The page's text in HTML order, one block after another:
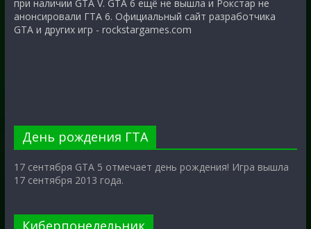
при наличии GTA V. GTA 6 ещё не вышла и Рокстар не
анонсировали ГТА 6. Официальный сайт разработчика
GTA и других игр - rockstargames.com
День рождения ГТА
17 сентября GTA 5 отмечает день рождения! Игра вышла
17 сентября 2013 года.
Киберпонедельник